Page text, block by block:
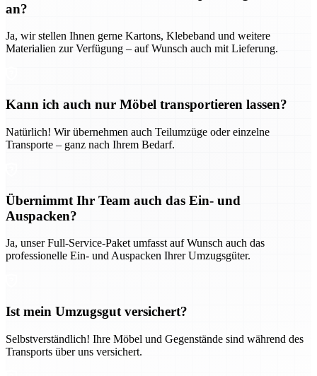
an?
Ja, wir stellen Ihnen gerne Kartons, Klebeband und weitere
Materialien zur Verfügung – auf Wunsch auch mit Lieferung.
Kann ich auch nur Möbel transportieren lassen?
Natürlich! Wir übernehmen auch Teilumzüge oder einzelne
Transporte – ganz nach Ihrem Bedarf.
Übernimmt Ihr Team auch das Ein- und
Auspacken?
Ja, unser Full-Service-Paket umfasst auf Wunsch auch das
professionelle Ein- und Auspacken Ihrer Umzugsgüter.
Ist mein Umzugsgut versichert?
Selbstverständlich! Ihre Möbel und Gegenstände sind während des
Transports über uns versichert.